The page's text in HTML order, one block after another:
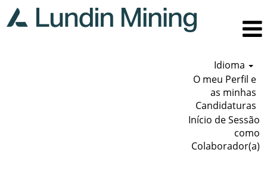
Idioma
O meu Perfil e
as minhas
Candidaturas
Início de Sessão
como
Colaborador(a)